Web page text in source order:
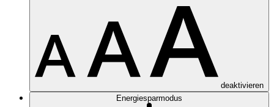
deaktivieren
Energiesparmodus